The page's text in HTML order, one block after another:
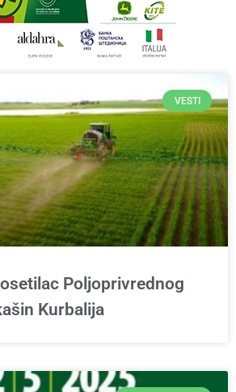
VESTI
Poljoprivrednog
Kurbalija